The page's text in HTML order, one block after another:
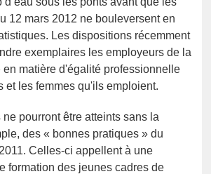
12 mars 2012 ne bouleversent en
Les dispositions récemment
exemplaires les employeurs de la
matière d'égalité professionnelle
et les femmes qu'ils emploient.
pourront être atteints sans la
des « bonnes pratiques » du
Celles-ci appellent à une
formation des jeunes cadres de